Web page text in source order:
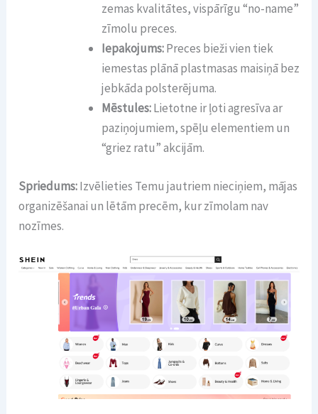
zemas kvalitātes, vispārīgu “no-name”
zīmolu preces.
Iepakojums:Preces bieži vien tiek
iemestas plānā plastmasas maisiņā bez
jebkāda polsterējuma.
Mēstules:Lietotne ir ļoti agresīva ar
paziņojumiem, spēļu elementiem un
“griez ratu” akcijām.
Spriedums:Izvēlieties Temu jautriem nieciņiem, mājas
organizēšanai un lētām precēm, kur zīmolam nav
nozīmes.